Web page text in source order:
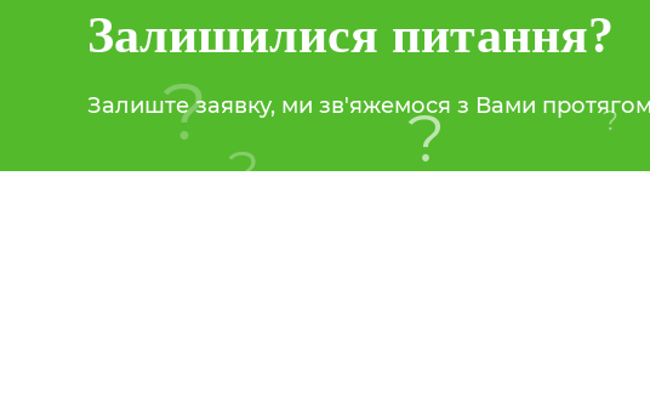
?
?
?
?
Залишилися питання?
Залиште заявку, ми зв'яжемося з Вами протягом